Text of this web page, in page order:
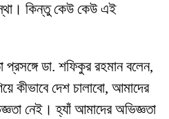
কিন্তু কেউ কেউ এই
প্রসঙ্গে ডা. শফিকুর রহমান বলেন,
কীভাবে দেশ চালাবো, আমাদের
নেই। হ্যাঁ আমাদের অভিজ্ঞতা